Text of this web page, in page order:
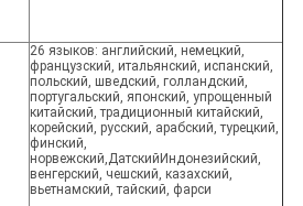
26 языков: английский, немецкий,
французский, итальянский, испанский,
польский, шведский, голландский,
португальский, японский, упрощенный
китайский, традиционный китайский,
корейский, русский, арабский, турецкий,
финский,
норвежский,ДатскийИндонезийский,
венгерский, чешский, казахский,
вьетнамский, тайский, фарси